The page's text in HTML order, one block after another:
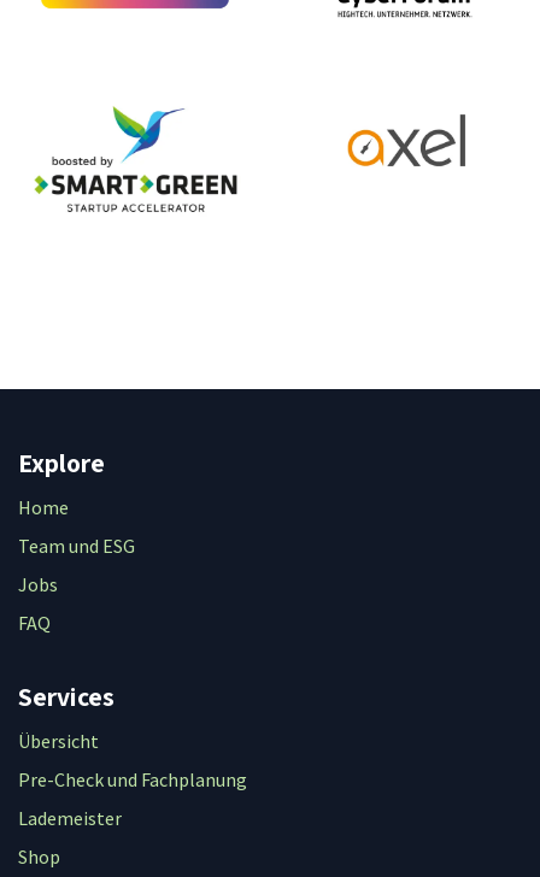
Explore
Home
Team und ESG
Jobs
FAQ
Services
Übersicht
Pre-Check und Fachplanung
Lademeister
Shop